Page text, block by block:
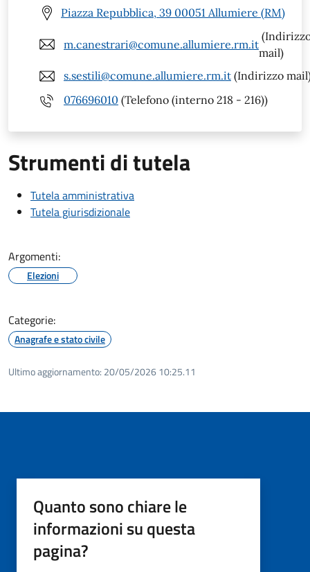
Piazza Repubblica, 39 00051 Allumiere (RM)
m.canestrari@comune.allumiere.rm.it
mail)
s.sestili@comune.allumiere.rm.it (Indirizzo
076696010 (Telefono (interno 218 - 216))
Strumenti di tutela
Tutela amministrativa
Tutela giurisdizionale
Argomenti:
Elezioni
Categorie:
Anagrafe e stato civile
Ultimo aggiornamento: 20/05/2026 10:25.11
Quanto sono chiare le
informazioni su questa
pagina?